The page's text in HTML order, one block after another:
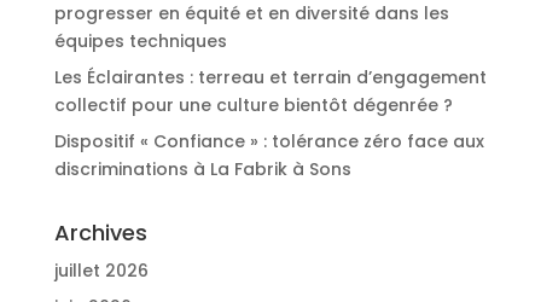
progresser en équité et en diversité dans les
équipes techniques
Les Éclairantes : terreau et terrain d’engagement
collectif pour une culture bientôt dégenrée ?
Dispositif « Confiance » : tolérance zéro face aux
discriminations à La Fabrik à Sons
Archives
juillet 2026